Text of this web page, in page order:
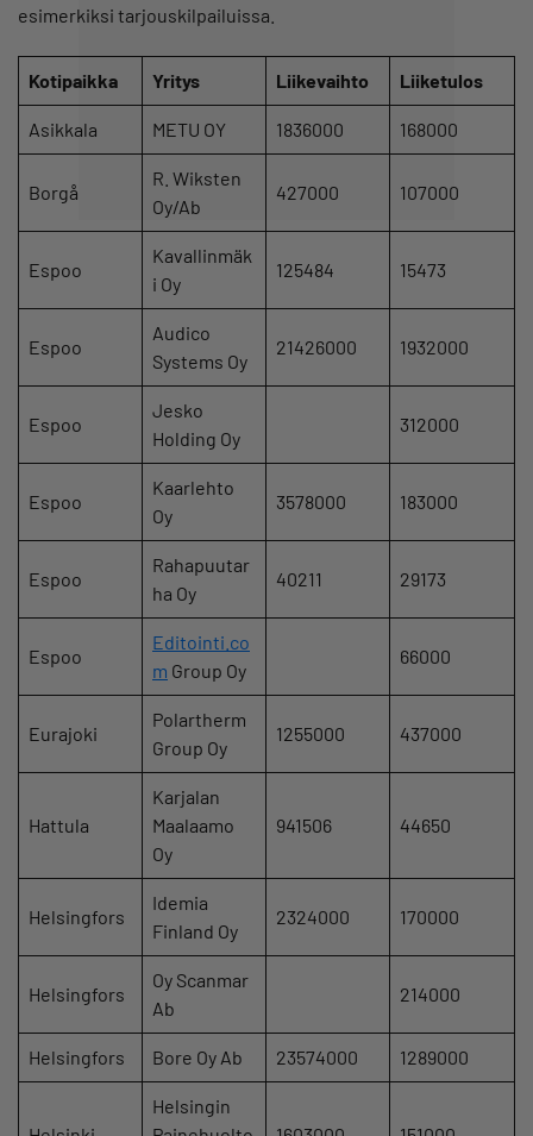
esimerkiksi tarjouskilpailuissa.
Kotipaikka Yritys Liikevaihto Liiketulos
Asikkala METU OY 1836000 168000
Borgå
R. Wiksten
Oy/Ab
427000 107000
Espoo
Kavallinmäk
i Oy
125484 15473
Espoo
Audico
Systems Oy
21426000 1932000
Espoo
Jesko
Holding Oy
312000
Espoo
Kaarlehto
Oy
3578000 183000
Espoo
Rahapuutar
ha Oy
40211 29173
Espoo
Editointi.co
m Group Oy
66000
Eurajoki
Polartherm
Group Oy
1255000 437000
Hattula
Karjalan
Maalaamo
Oy
941506 44650
Helsingfors
Idemia
Finland Oy
2324000 170000
Helsingfors
Oy Scanmar
Ab
214000
Helsingfors Bore Oy Ab 23574000 1289000
Helsingin